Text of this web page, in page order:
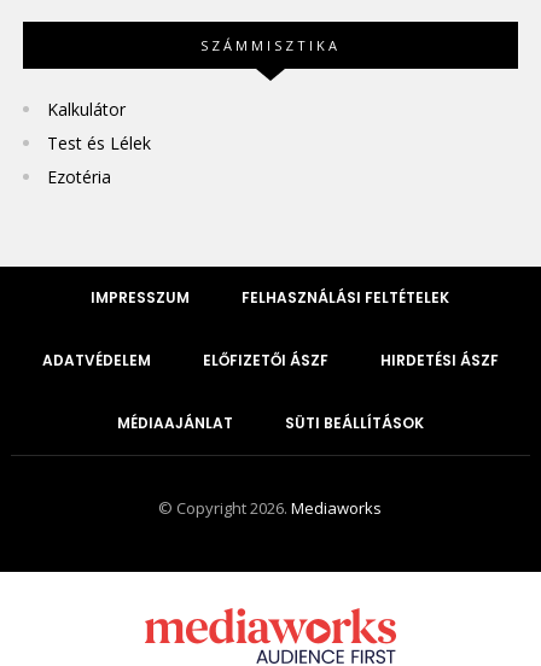
SZÁMMISZTIKA
Kalkulátor
Test és Lélek
Ezotéria
IMPRESSZUM FELHASZNÁLÁSI FELTÉTELEK
ADATVÉDELEM ELŐFIZETŐI ÁSZF HIRDETÉSI ÁSZF
MÉDIAAJÁNLAT SÜTI BEÁLLÍTÁSOK
© Copyright 2026.Mediaworks